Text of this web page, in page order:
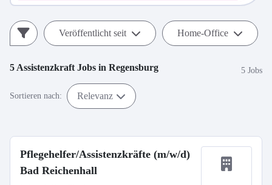
Veröffentlicht seit Home-Office
5 Assistenzkraft Jobs in Regensburg 5 Jobs
Sortieren nach: Relevanz
Pflegehelfer/Assistenzkräfte (m/w/d)
Bad Reichenhall